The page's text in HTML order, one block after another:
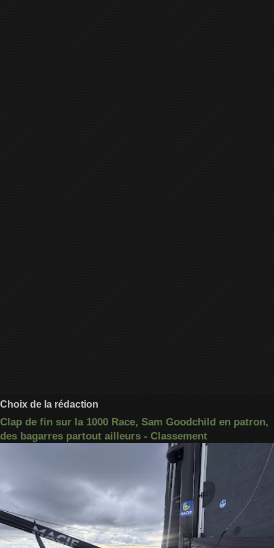
Choix de la rédaction
Clap de fin sur la 1000 Race, Sam Goodchild en patron,
des bagarres partout ailleurs - Classement